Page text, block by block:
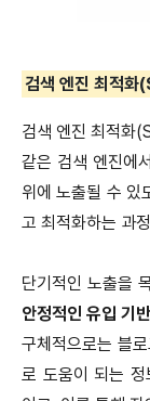
검색 엔진 최적화
검색 엔진 최적화
같은 검색 엔진에
위에 노출될 수 있
고 최적화하는 과
단기적인 노출을
안정적인 유입 기
구체적으로는 블
로 도움이 되는